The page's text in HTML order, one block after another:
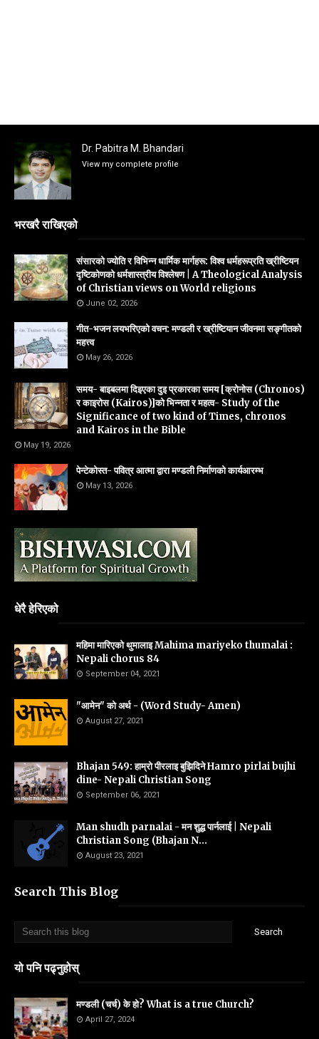
Dr. Pabitra M. Bhandari
View my complete profile
भरखरै राखिएको
संसारको ज्योति र विभिन्न धार्मिक मार्गहरू: विश्व धर्महरूप्रति ख्रीष्टियन
दृष्टिकोणको धर्मशास्त्रीय विश्लेषण | A Theological Analysis
of Christian views on World religions
June 02, 2026
गीत-भजन लयभरिएको वचन: मण्डली र ख्रीष्टियान जीवनमा सङ्गीतको
महत्त्व
May 26, 2026
समय- बाइबलमा दिइएका दुइ प्रकारका समय [क्रोनोस (Chronos)
र काइरोस (Kairos)]को भिन्नता र महत्व- Study of the
Significance of two kind of Times, chronos
and Kairos in the Bible
May 19, 2026
पेन्टेकोस्त- पवित्र आत्मा द्वारा मण्डली निर्माणको कार्यआरम्भ
May 13, 2026
धेरै हेरिएको
महिमा मारिएको थुमालाइ Mahima mariyeko thumalai :
Nepali chorus 84
September 04, 2021
"आमेन" को अर्थ - (Word Study- Amen)
August 27, 2021
Bhajan 549: हाम्रो पीरलाइ बुझिदिने Hamro pirlai bujhi
dine- Nepali Christian Song
September 06, 2021
Man shudh parnalai - मन शुद्ध पार्नलाई | Nepali
Christian Song (Bhajan N...
August 23, 2021
Search This Blog
यो पनि पढ्नुहोस्
मण्डली (चर्च) के हो? What is a true Church?
April 27, 2024